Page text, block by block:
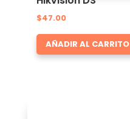
$47.00
AÑADIR AL CARRITO